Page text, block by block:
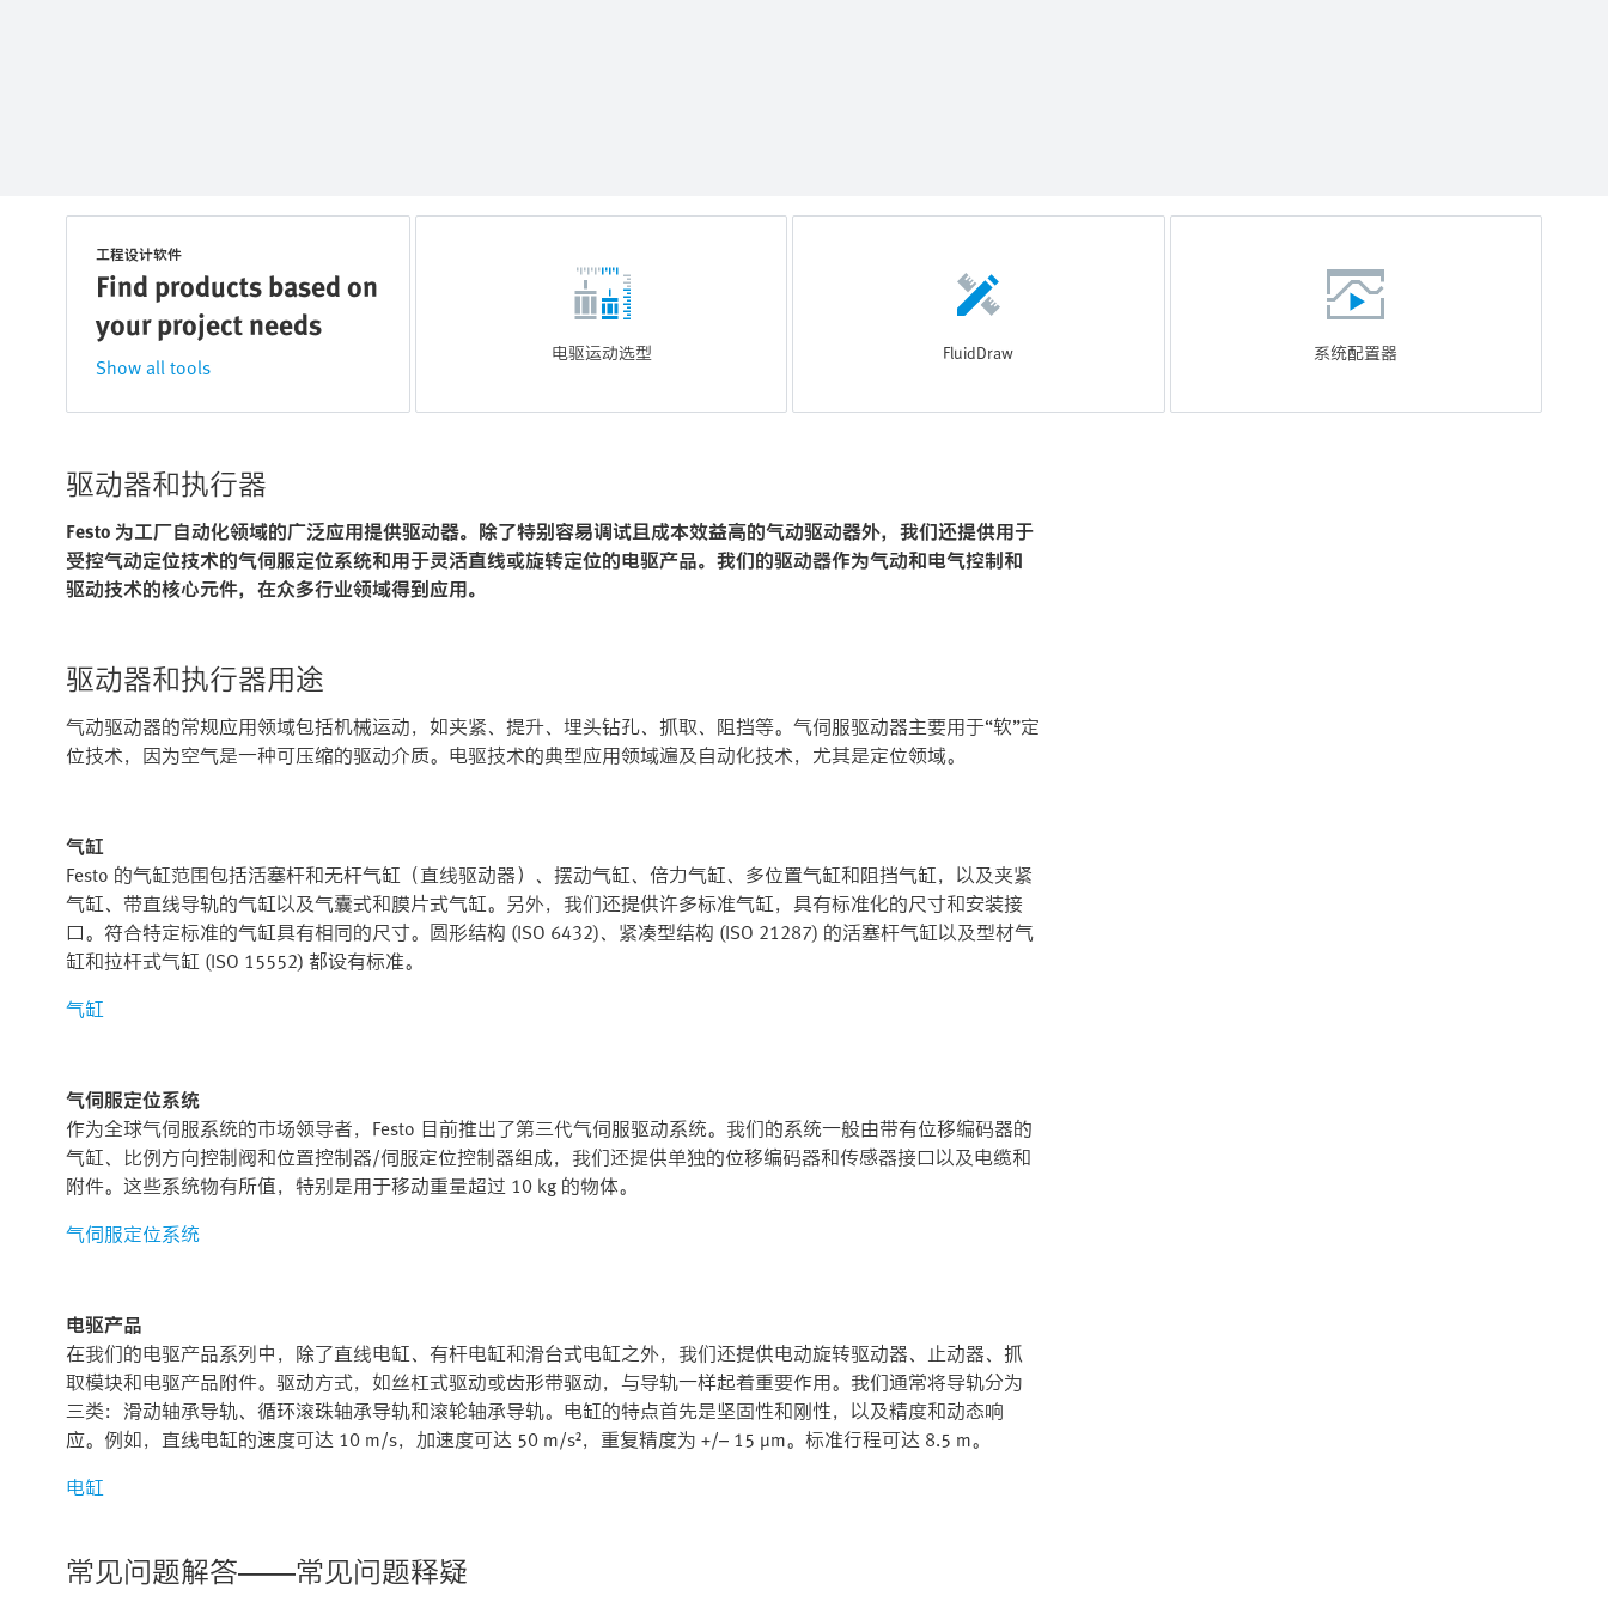
工程设计软件
Find products based on
your project needs
Show all tools
电驱运动选型 FluidDraw 系统配置器
驱动器和执行器
Festo 为工厂自动化领域的广泛应用提供驱动器。除了特别容易调试且成本效益高的气动驱动器外，我们还提供用于
受控气动定位技术的气伺服定位系统和用于灵活直线或旋转定位的电驱产品。我们的驱动器作为气动和电气控制和
驱动技术的核心元件，在众多行业领域得到应用。
驱动器和执行器用途
气动驱动器的常规应用领域包括机械运动，如夹紧、提升、埋头钻孔、抓取、阻挡等。气伺服驱动器主要用于“软”定
位技术，因为空气是一种可压缩的驱动介质。电驱技术的典型应用领域遍及自动化技术，尤其是定位领域。
气缸
Festo 的气缸范围包括活塞杆和无杆气缸（直线驱动器）、摆动气缸、倍力气缸、多位置气缸和阻挡气缸，以及夹紧
气缸、带直线导轨的气缸以及气囊式和膜片式气缸。另外，我们还提供许多标准气缸，具有标准化的尺寸和安装接
口。符合特定标准的气缸具有相同的尺寸。圆形结构 (ISO 6432)、紧凑型结构 (ISO 21287) 的活塞杆气缸以及型材气
缸和拉杆式气缸 (ISO 15552) 都设有标准。
气缸
气伺服定位系统
作为全球气伺服系统的市场领导者，Festo 目前推出了第三代气伺服驱动系统。我们的系统一般由带有位移编码器的
气缸、比例方向控制阀和位置控制器/伺服定位控制器组成，我们还提供单独的位移编码器和传感器接口以及电缆和
附件。这些系统物有所值，特别是用于移动重量超过 10 kg 的物体。
气伺服定位系统
电驱产品
在我们的电驱产品系列中，除了直线电缸、有杆电缸和滑台式电缸之外，我们还提供电动旋转驱动器、止动器、抓
取模块和电驱产品附件。驱动方式，如丝杠式驱动或齿形带驱动，与导轨一样起着重要作用。我们通常将导轨分为
三类：滑动轴承导轨、循环滚珠轴承导轨和滚轮轴承导轨。电缸的特点首先是坚固性和刚性，以及精度和动态响
应。例如，直线电缸的速度可达 10 m/s，加速度可达 50 m/s²，重复精度为 +/– 15 µm。标准行程可达 8.5 m。
电缸
常见问题解答——常见问题释疑